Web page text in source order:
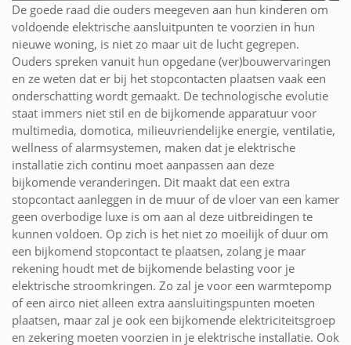
De goede raad die ouders meegeven aan hun kinderen om
voldoende elektrische aansluitpunten te voorzien in hun
nieuwe woning, is niet zo maar uit de lucht gegrepen.
Ouders spreken vanuit hun opgedane (ver)bouwervaringen
en ze weten dat er bij het stopcontacten plaatsen vaak een
onderschatting wordt gemaakt. De technologische evolutie
staat immers niet stil en de bijkomende apparatuur voor
multimedia, domotica, milieuvriendelijke energie, ventilatie,
wellness of alarmsystemen, maken dat je elektrische
installatie zich continu moet aanpassen aan deze
bijkomende veranderingen. Dit maakt dat een extra
stopcontact aanleggen in de muur of de vloer van een kamer
geen overbodige luxe is om aan al deze uitbreidingen te
kunnen voldoen. Op zich is het niet zo moeilijk of duur om
een bijkomend stopcontact te plaatsen, zolang je maar
rekening houdt met de bijkomende belasting voor je
elektrische stroomkringen. Zo zal je voor een warmtepomp
of een airco niet alleen extra aansluitingspunten moeten
plaatsen, maar zal je ook een bijkomende elektriciteitsgroep
en zekering moeten voorzien in je elektrische installatie. Ook